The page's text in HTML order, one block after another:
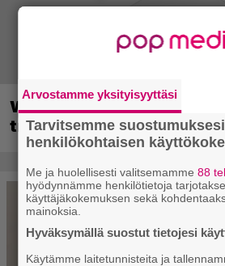
Wreckfest 2 sai
trailerin
Arvostamme yksityisyyttäsi
Tarvitsemme
henkilökohtaisen
Me ja huolellisesti valitsemamme88
hyödynnämme henkilötietoja
käyttäjäkokemuksen sekä
mainoksia.
Hyväksymällä suostut tietojesi
Käytämme laitetunnisteita ja